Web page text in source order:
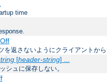
time
を返さないようにクライアントか
[header-string] ...
シュに保存しない。